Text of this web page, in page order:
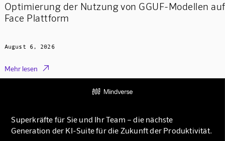
Optimierung der Nutzung von GGUF-Modellen
Face Plattform
August 6, 2026
Mehr lesen 
Superkräfte für Sie und Ihr Team – die nächste
Generation der KI-Suite für die Zukunft der Produktivität.